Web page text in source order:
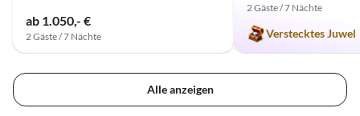
ab 1.050,- €
2 Gäste / 7 Nächte
2 Gäste / 7 Nächte
Verstecktes Juwel
Alle anzeigen